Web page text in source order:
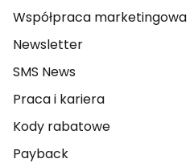
Współpraca marketingowa
Newsletter
SMS News
Praca i kariera
Kody rabatowe
Payback